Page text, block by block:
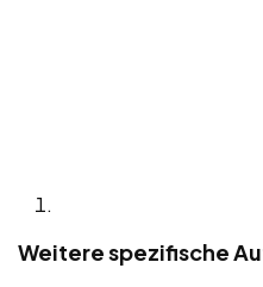
Weitere spezifische